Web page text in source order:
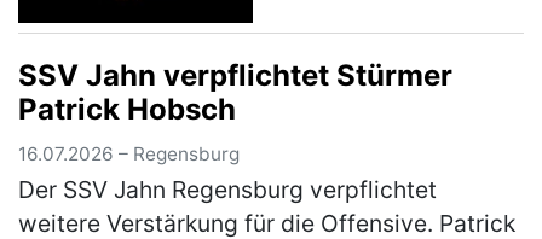
SSV Jahn verpflichtet Stürmer
Patrick Hobsch
16.07.2026 – Regensburg
Der SSV Jahn Regensburg verpflichtet
weitere Verstärkung für die Offensive. Patrick